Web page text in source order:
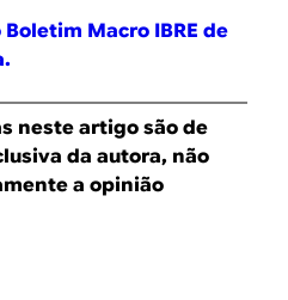
Macro IBRE de
neste artigo são de
da autora, não
a opinião